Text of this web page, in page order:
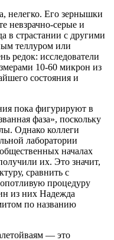
нелегко. Его зернышки
невзрачно-серые и
в страстании с другими
теллуром или
редок: исследователи
10-60 микрон из
состояния и
пока фигурируют в
фаза», поскольку
Однако коллеги
лаборатории
началах
их. Это значит,
сравнить с
процедуру
из них Надежда
по названию
— это